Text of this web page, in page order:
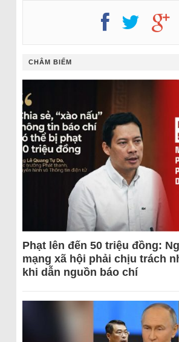
CHÂM BIẾM
Phạt lên đến 50 triệu đồng:
mạng xã hội phải chịu trách
khi dẫn nguồn báo chí